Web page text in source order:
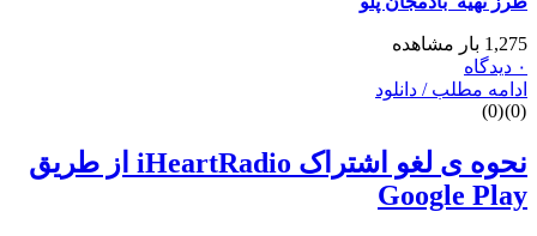
1,275 بار مشاهده
۰ دیدگاه
ادامه مطلب / دانلود
(
0
)
(
0
)
نحوه ی لغو اشتراک iHeartRadio از طریق
Google Play